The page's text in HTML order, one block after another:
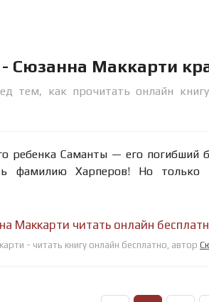
Сюзанна Маккарти
тем, как прочитать онлайн
ребенка Саманты — его
фамилию Харперов! Но только
Маккарти читать онлайн
- читать книгу онлайн бесплатно, автор